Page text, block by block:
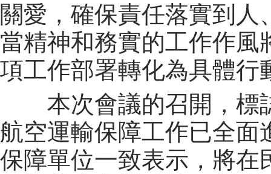
關愛，確保責任落實到
當精神和務實的工作作風
項工作部署轉化為具體行
本次會議的召開，標
航空運輸保障工作已全面
保障單位一致表示，將在